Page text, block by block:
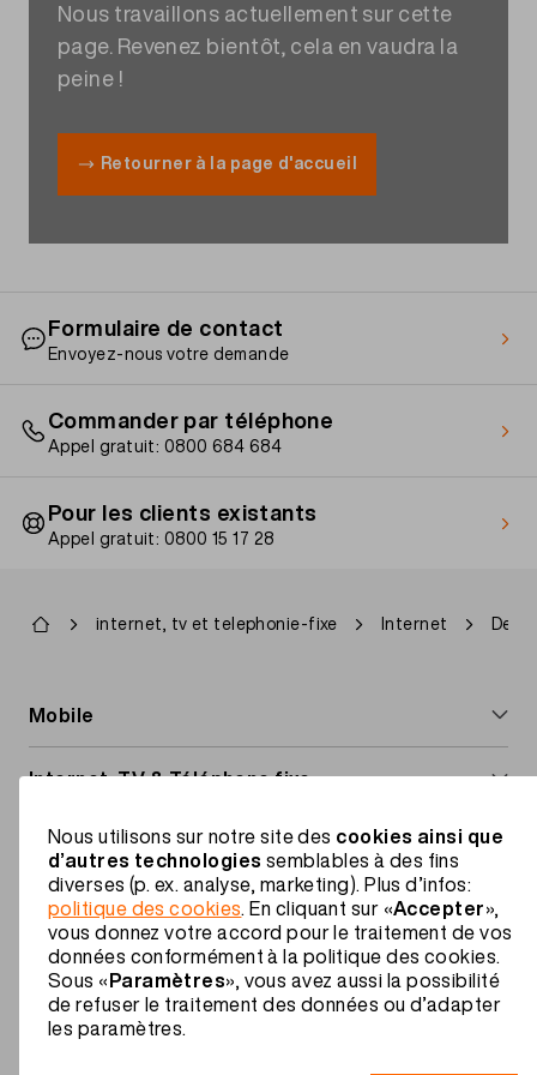
Nous travaillons actuellement sur cette
page. Revenez bientôt, cela en vaudra la
peine !
Retourner à la page d'accueil
Formulaire de contact
Envoyez-nous votre demande
Commander par téléphone
Appel gratuit: 0800 684 684
Pour les clients existants
Appel gratuit: 0800 15 17 28
Fil
internet, tv et telephonie-fixe Internet
Footer
navigation
Mobile
Options mobile
Roaming et étranger
Internet, TV & Téléphone fixe
Internet & TV
Abonnements Internet
Installer l'Internet-Box
Installer la TV-Box
Aide
Étranger et roaming
Services à valeur ajoutée
Guides & téléchargements
Migros Mobile
À propos de nous
Rabais famille
Footer
FR
Nous utilisons sur notre site des cookies ainsi que
d’autres technologies semblables à des fins
diverses (p. ex. analyse, marketing). Plus d’infos:
politique des cookies. En cliquant sur «Accepter»,
vous donnez votre accord pour le traitement de vos
données conformément à la politique des cookies.
Sous «Paramètres», vous avez aussi la possibilité
de refuser le traitement des données ou d’adapter
les paramètres.